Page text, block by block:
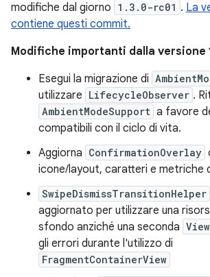
modifiche dal giorno 1.3.0-rc01 . La
contiene questi commit.
Modifiche importanti dalla versione
Esegui la migrazione di
utilizzare LifecycleObserver .
AmbientModeSupport a favore
compatibili con il ciclo di vita.
Aggiorna ConfirmationOverlay
icone/layout, caratteri e metriche
SwipeDismissTransitionHelper
aggiornato per utilizzare una
sfondo anziché una seconda View
gli errori durante l'utilizzo di
FragmentContainerView